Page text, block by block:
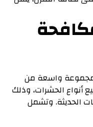
واسعة من
أنواع الحشرات، وذلك
الحديثة. وتشمل